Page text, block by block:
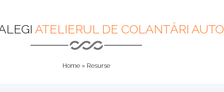
ATELIERUL DE COLANTĂRI AUTO
Home » Resurse